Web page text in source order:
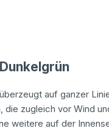
auf ganzer
die zugleich vor Wind
weitere auf der